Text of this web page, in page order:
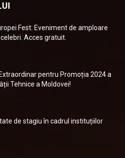
Fest: Eveniment de amploare
Acces gratuit.
pentru Promoția 2024 a
Tehnice a Moldovei!
de stagiu în cadrul instituțiilor